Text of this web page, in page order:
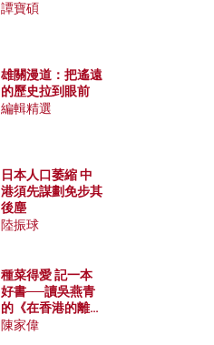
譚寶碩
雄關漫道：把遙遠
的歷史拉到眼前
編輯精選
日本人口萎縮 中
港須先謀劃免步其
後塵
陸振球
種菜得愛 記一本
好書──讀吳燕青
的《在香港的離島
種菜》
陳家偉